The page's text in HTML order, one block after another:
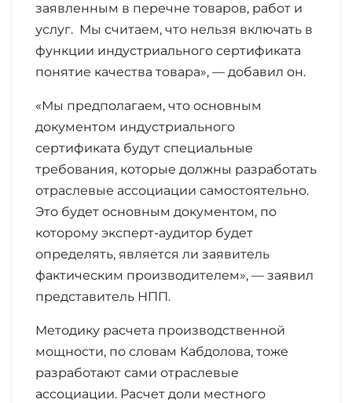
заявленным в перечне товаров, работ и
услуг. Мы считаем, что нельзя включать в
функции индустриального сертификата
понятие качества товара», — добавил он.
«Мы предполагаем, что основным
документом индустриального
сертификата будут специальные
требования, которые должны разработать
отраслевые ассоциации самостоятельно.
Это будет основным документом, по
которому эксперт-аудитор будет
определять, является ли заявитель
фактическим производителем», — заявил
представитель НПП.
Методику расчета производственной
мощности, по словам Кабдолова, тоже
разработают сами отраслевые
ассоциации. Расчет доли местного